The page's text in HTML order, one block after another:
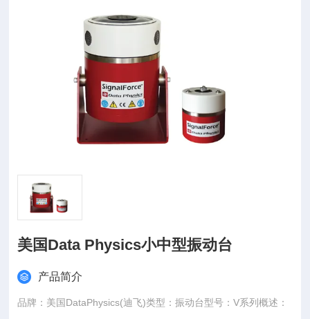
美国Data Physics小中型振动台
产品简介
品牌：美国DataPhysics(迪飞)类型：振动台型号：V系列概述：